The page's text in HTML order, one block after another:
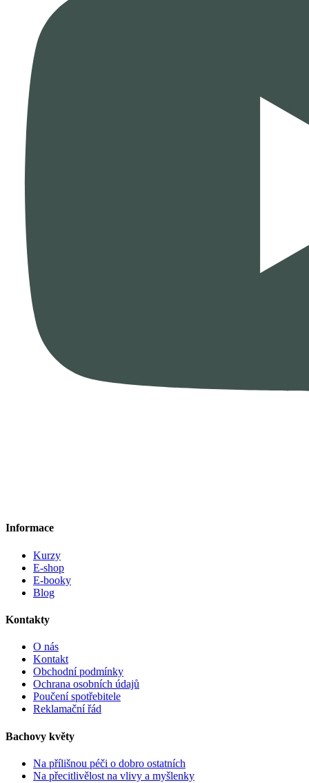
Informace
Kurzy
E-shop
E-booky
Blog
Kontakty
O nás
Kontakt
Obchodní podmínky
Ochrana osobních údajů
Poučení spotřebitele
Reklamační řád
Bachovy květy
Na přílišnou péči o dobro ostatních
Na přecitlivělost na vlivy a myšlenky